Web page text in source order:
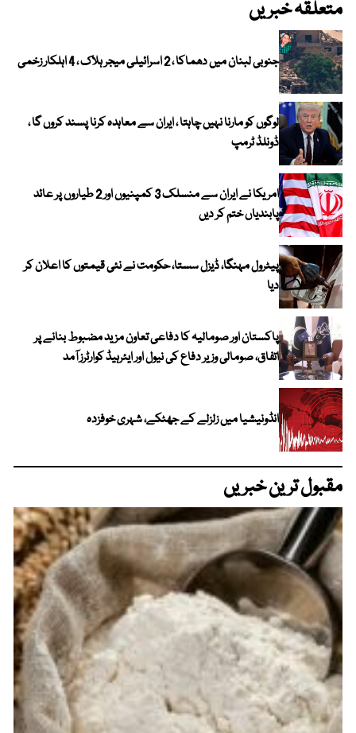
متعلقہ خبریں
جنوبی لبنان میں دھماکا ، 2 اسرائیلی میجر ہلاک ، 4 اہلکار زخمی
لوگوں کو مارنا نہیں چاہتا ، ایران سے معاہدہ کرنا پسند کروں گا ،
ڈونلڈ ٹرمپ
امریکا نے ایران سے منسلک 3 کمپنیوں اور 2 طیاروں پر عائد
پابندیاں ختم کر دیں
پیٹرول مہنگا، ڈیزل سستا، حکومت نے نئی قیمتوں کا اعلان کر
دیا
پاکستان اور صومالیہ کا دفاعی تعاون مزید مضبوط بنانے پر
اتفاق، صومالی وزیر دفاع کی نیول اور ایئرہیڈ کوارٹرز آمد
انڈونیشیا میں زلزلے کے جھٹکے، شہری خوفزدہ
مقبول ترین خبریں